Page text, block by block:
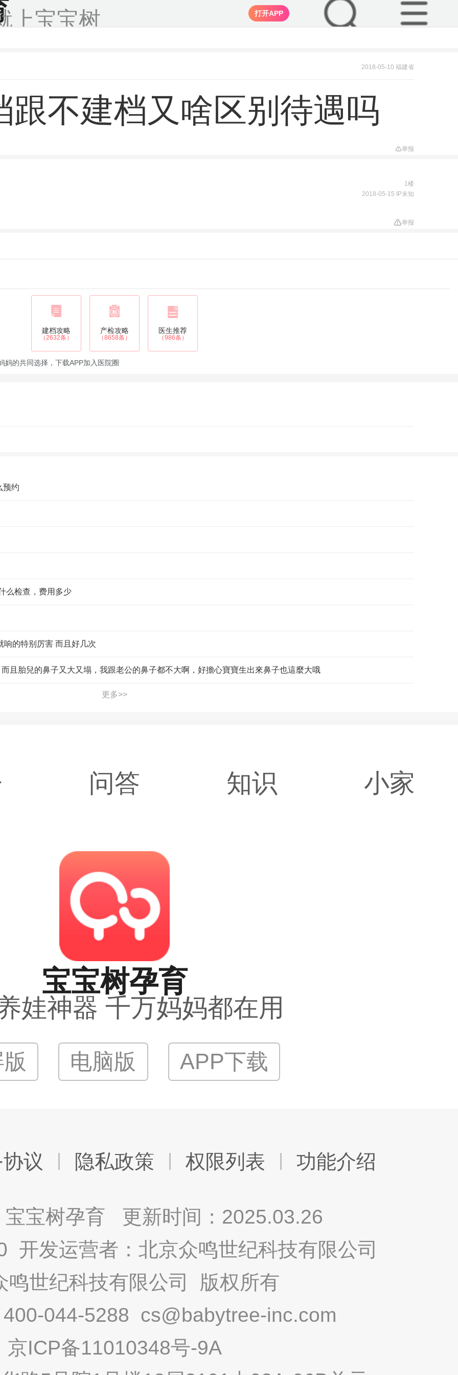
上宝宝树 打开APP
2018-05-10 福建省
跟不建档又啥区别待遇吗
举报
1楼
2018-05-15 IP未知
举报
建档攻略
（2632条）
产检攻略
（8658条）
医生推荐
（986条）
妈的共同选择，下载APP加入医院圈
预约
么检查，费用多少
响的特别厉害 而且好几次
且胎兒的鼻子又大又塌，我跟老公的鼻子都不大啊，好擔心寶寶生出來鼻子也這麼大哦
更多>>
问答 知识 小家
宝宝树孕育
娃神器 千万妈妈都在用
电脑版 APP下载
议 隐私政策 权限列表 功能介绍
宝宝树孕育 更新时间：2025.03.26
开发运营者：北京众鸣世纪科技有限公司
鸣世纪科技有限公司 版权所有
044-5288 cs@babytree-inc.com
京ICP备11010348号-9A